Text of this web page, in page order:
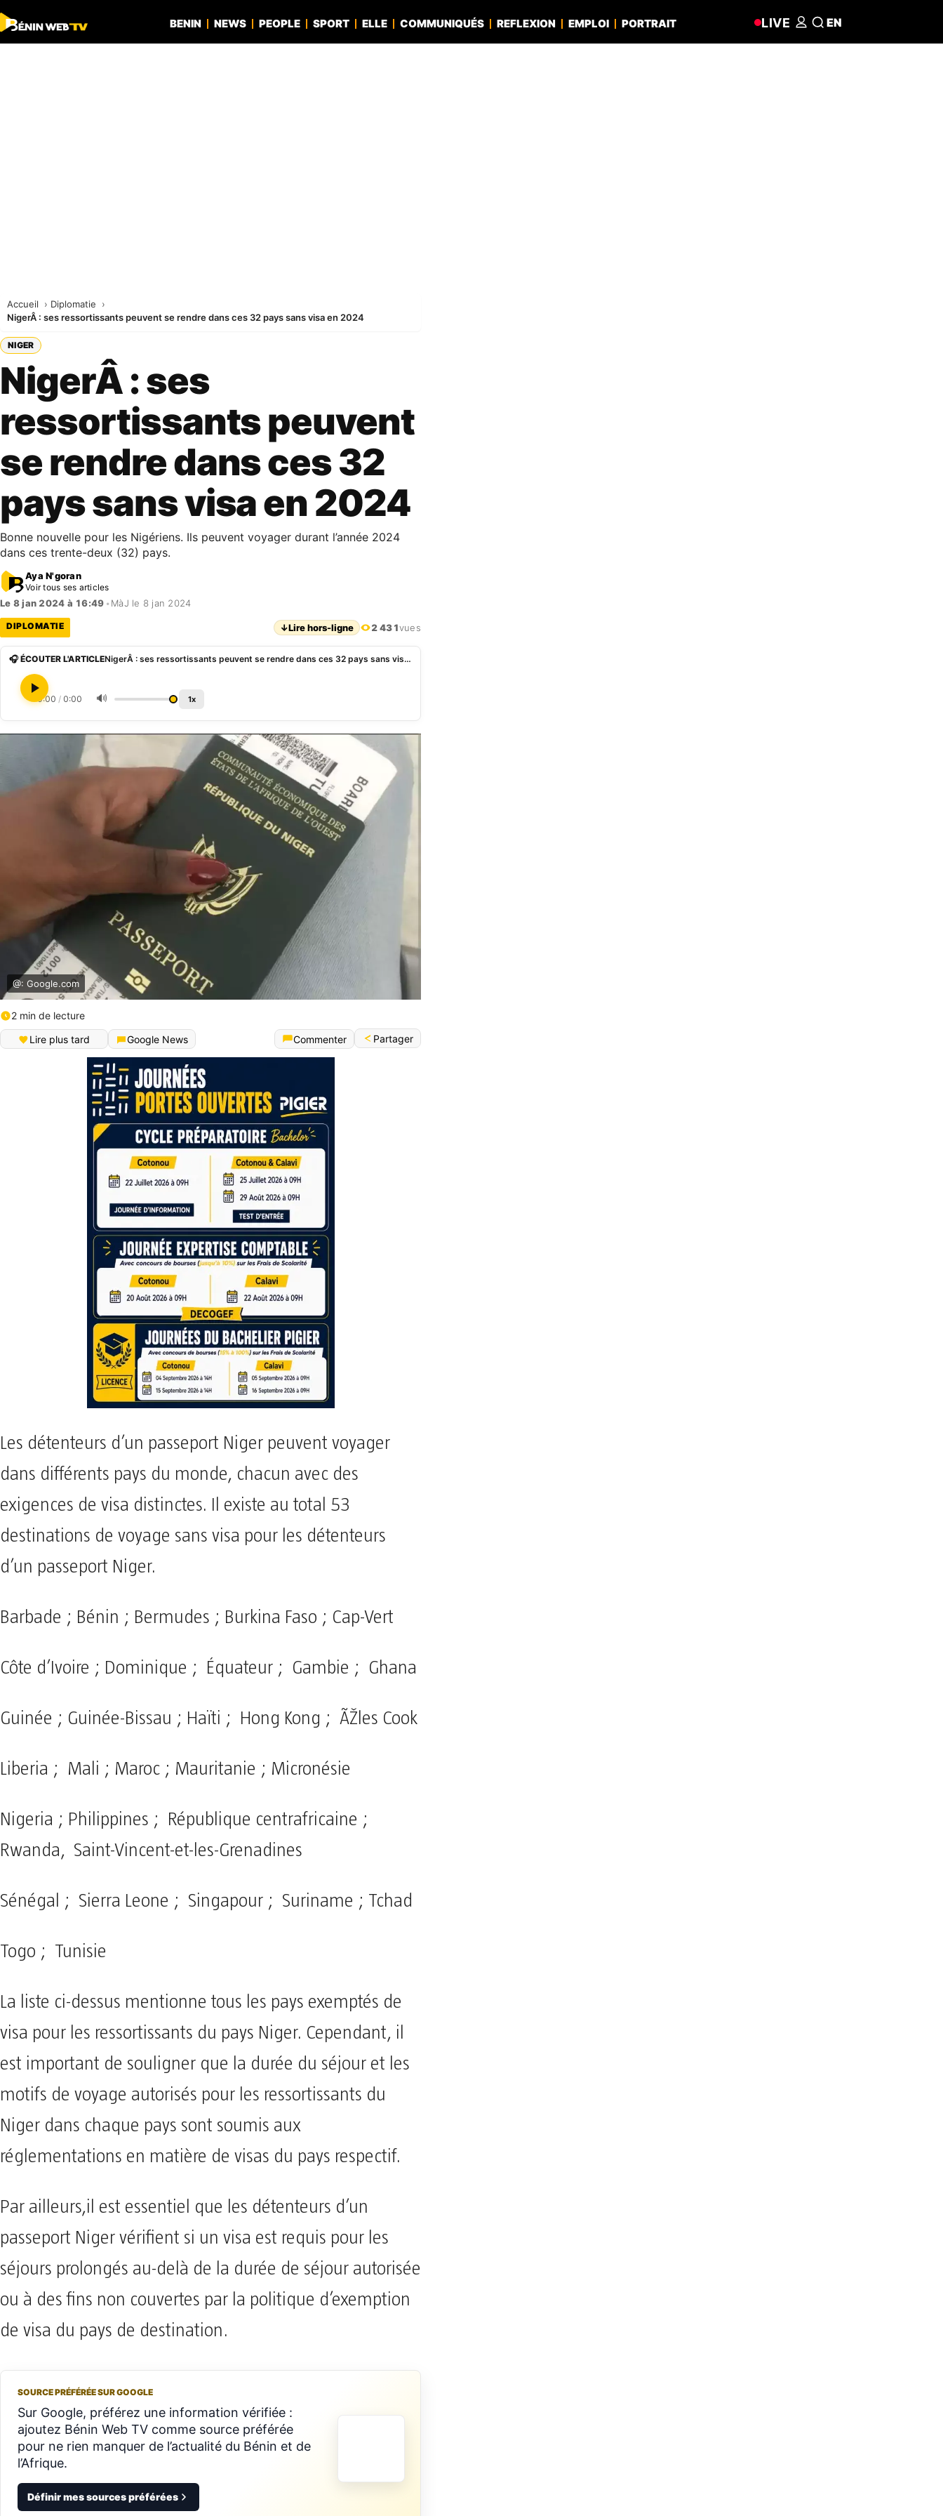
BENIN NEWS PEOPLE SPORT ELLE COMMUNIQUÉS REFLEXION EMPLOI PORTRAIT LIVE EN
Accueil
Diplomatie
NigerÂ : ses ressortissants peuvent se rendre dans ces 32 pays sans visa en 2024
NIGER
NigerÂ : ses
ressortissants peuvent
se rendre dans ces 32
pays sans visa en 2024
Bonne nouvelle pour les Nigériens. Ils peuvent voyager durant l’année 2024
dans ces trente-deux (32) pays.
Aya N'goran
Voir tous ses articles
Le 8 jan 2024 à 16:49 • MàJ le 8 jan 2024
DIPLOMATIE ↓Lire hors-ligne 2 431vues
🎧 ÉCOUTER L'ARTICLE NigerÂ : ses ressortissants peuvent se rendre dans ces 32 pays sans visa en 2024
0:00 / 0:00 🔊 1x
@: Google.com
2 min de lecture
Lire plus tard
Google News Commenter Partager
Les détenteurs d’un passeport Niger peuvent voyager
dans différents pays du monde, chacun avec des
exigences de visa distinctes. Il existe au total 53
destinations de voyage sans visa pour les détenteurs
d’un passeport Niger.
Barbade ; Bénin ; Bermudes ; Burkina Faso ; Cap-Vert
Côte d’Ivoire ; Dominique ; Équateur ; Gambie ; Ghana
Guinée ; Guinée-Bissau ; Haïti ; Hong Kong ; ÃŽles Cook
Liberia ; Mali ; Maroc ; Mauritanie ; Micronésie
Nigeria ; Philippines ; République centrafricaine ;
Rwanda, Saint-Vincent-et-les-Grenadines
Sénégal ; Sierra Leone ; Singapour ; Suriname ; Tchad
Togo ; Tunisie
La liste ci-dessus mentionne tous les pays exemptés de
visa pour les ressortissants du pays Niger. Cependant, il
est important de souligner que la durée du séjour et les
motifs de voyage autorisés pour les ressortissants du
Niger dans chaque pays sont soumis aux
réglementations en matière de visas du pays respectif.
Par ailleurs,il est essentiel que les détenteurs d’un
passeport Niger vérifient si un visa est requis pour les
séjours prolongés au-delà de la durée de séjour autorisée
ou à des fins non couvertes par la politique d’exemption
de visa du pays de destination.
SOURCE PRÉFÉRÉE SUR GOOGLE
Sur Google, préférez une information vérifiée :
ajoutez Bénin Web TV comme source préférée
pour ne rien manquer de l’actualité du Bénin et de
l’Afrique.
Définir mes sources préférées